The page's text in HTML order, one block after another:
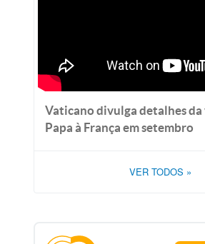
Vaticano divulga detalhes da
Papa à França em setembro
VER TODOS »